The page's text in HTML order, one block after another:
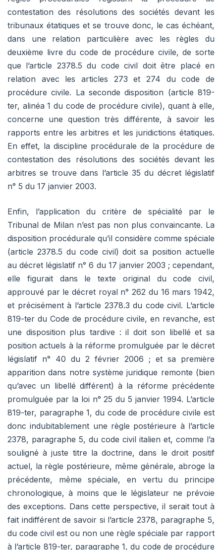
contestation des résolutions des sociétés devant les
tribunaux étatiques et se trouve donc, le cas échéant,
dans une relation particulière avec les règles du
deuxième livre du code de procédure civile, de sorte
que l’article 2378.5 du code civil doit être placé en
relation avec les articles 273 et 274 du code de
procédure civile. La seconde disposition (article 819-
ter, alinéa 1 du code de procédure civile), quant à elle,
concerne une question très différente, à savoir les
rapports entre les arbitres et les juridictions étatiques.
En effet, la discipline procédurale de la procédure de
contestation des résolutions des sociétés devant les
arbitres se trouve dans l’article 35 du décret législatif
n° 5 du 17 janvier 2003.
Enfin, l’application du critère de spécialité par le
Tribunal de Milan n’est pas non plus convaincante. La
disposition procédurale qu’il considère comme spéciale
(article 2378.5 du code civil) doit sa position actuelle
au décret législatif n° 6 du 17 janvier 2003 ; cependant,
elle figurait dans le texte original du code civil,
approuvé par le décret royal n° 262 du 16 mars 1942,
et précisément à l’article 2378.3 du code civil. L’article
819-ter du Code de procédure civile, en revanche, est
une disposition plus tardive : il doit son libellé et sa
position actuels à la réforme promulguée par le décret
législatif n° 40 du 2 février 2006 ; et sa première
apparition dans notre système juridique remonte (bien
qu’avec un libellé différent) à la réforme précédente
promulguée par la loi n° 25 du 5 janvier 1994. L’article
819-ter, paragraphe 1, du code de procédure civile est
donc indubitablement une règle postérieure à l’article
2378, paragraphe 5, du code civil italien et, comme l’a
souligné à juste titre la doctrine, dans le droit positif
actuel, la règle postérieure, même générale, abroge la
précédente, même spéciale, en vertu du principe
chronologique, à moins que le législateur ne prévoie
des exceptions. Dans cette perspective, il serait tout à
fait indifférent de savoir si l’article 2378, paragraphe 5,
du code civil est ou non une règle spéciale par rapport
à l’article 819-ter, paragraphe 1, du code de procédure